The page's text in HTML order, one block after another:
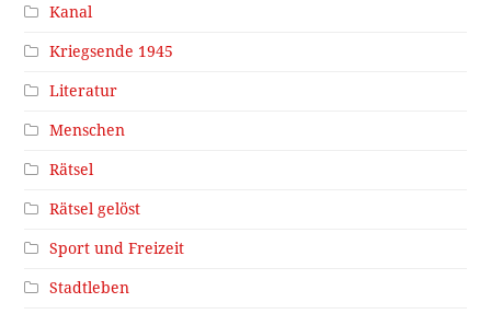
Kanal
Kriegsende 1945
Literatur
Menschen
Rätsel
Rätsel gelöst
Sport und Freizeit
Stadtleben